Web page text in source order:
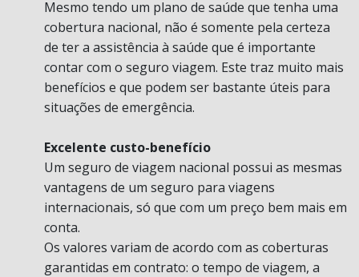
Mesmo tendo um plano de saúde que tenha uma
cobertura nacional, não é somente pela certeza
de ter a assistência à saúde que é importante
contar com o seguro viagem. Este traz muito mais
benefícios e que podem ser bastante úteis para
situações de emergência.
Excelente custo-benefício
Um seguro de viagem nacional possui as mesmas
vantagens de um seguro para viagens
internacionais, só que com um preço bem mais em
conta.
Os valores variam de acordo com as coberturas
garantidas em contrato: o tempo de viagem, a